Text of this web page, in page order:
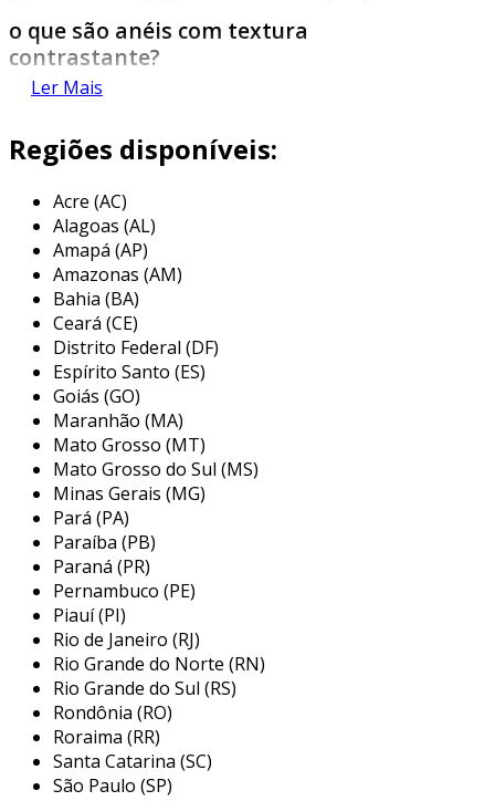
o que são anéis com textura
contrastante?
anéis com textura contrastante são aqueles
superfície, criando um jogo visual interessante.
técnicas como polimento, escovado ou
gravação. consequentemente, a peça ganha um
apelo estético que chama a atenção.
além disso, as texturas podem variar de acordo
com o metal utilizado, incluindo prata, ouro e
aço inoxidável. a escolha do material afeta não
apenas a aparência, mas também a
durabilidade do anel.
benefícios dos anéis com textura
contrastante
entre os principais benefícios desses anéis,
destacam-se:
originalidade: cada peça é única, já que
as texturas podem ser personalizadas.
versatilidade : podem ser usados em
diversas ocasiões, desde eventos formais
até o dia a dia.
conforto: muitas vezes, esses anéis são
projetados para serem leves e
Ler Mais
Regiões disponíveis:
Acre (AC)
Alagoas (AL)
Amapá (AP)
Amazonas (AM)
Bahia (BA)
Ceará (CE)
Distrito Federal (DF)
Espírito Santo (ES)
Goiás (GO)
Maranhão (MA)
Mato Grosso (MT)
Mato Grosso do Sul (MS)
Minas Gerais (MG)
Pará (PA)
Paraíba (PB)
Paraná (PR)
Pernambuco (PE)
Piauí (PI)
Rio de Janeiro (RJ)
Rio Grande do Norte (RN)
Rio Grande do Sul (RS)
Rondônia (RO)
Roraima (RR)
Santa Catarina (SC)
São Paulo (SP)